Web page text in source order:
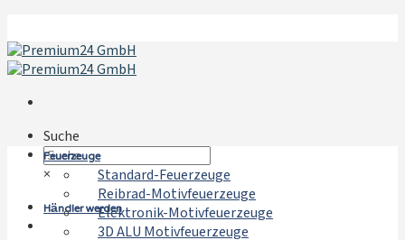
Inhalt
springen
Suche
×
Händler werden
Feuerzeuge
Standard-Feuerzeuge
Reibrad-Motivfeuerzeuge
Elektronik-Motivfeuerzeuge
3D ALU Motivfeuerzeuge